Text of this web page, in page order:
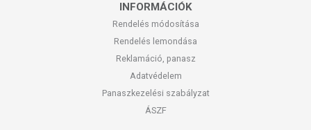
INFORMÁCIÓK
Rendelés módosítása
Rendelés lemondása
Reklamáció, panasz
Adatvédelem
Panaszkezelési szabályzat
ÁSZF